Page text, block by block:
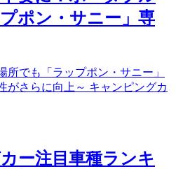
ポン・サニー」専
所でも「ラップポン・サニー」
がさらに向上～ キャンピングカ
ー注目車種ランキ